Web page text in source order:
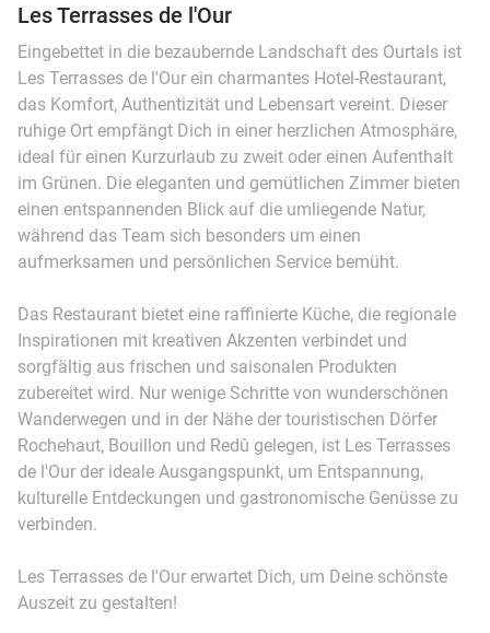
Les Terrasses de l'Our
Eingebettet in die bezaubernde Landschaft des Ourtals ist
Les Terrasses de l'Our ein charmantes Hotel-Restaurant,
das Komfort, Authentizität und Lebensart vereint. Dieser
ruhige Ort empfängt Dich in einer herzlichen Atmosphäre,
ideal für einen Kurzurlaub zu zweit oder einen Aufenthalt
im Grünen. Die eleganten und gemütlichen Zimmer bieten
einen entspannenden Blick auf die umliegende Natur,
während das Team sich besonders um einen
aufmerksamen und persönlichen Service bemüht.
Das Restaurant bietet eine raffinierte Küche, die regionale
Inspirationen mit kreativen Akzenten verbindet und
sorgfältig aus frischen und saisonalen Produkten
zubereitet wird. Nur wenige Schritte von wunderschönen
Wanderwegen und in der Nähe der touristischen Dörfer
Rochehaut, Bouillon und Redû gelegen, ist Les Terrasses
de l'Our der ideale Ausgangspunkt, um Entspannung,
kulturelle Entdeckungen und gastronomische Genüsse zu
verbinden.
Les Terrasses de l'Our erwartet Dich, um Deine schönste
Auszeit zu gestalten!